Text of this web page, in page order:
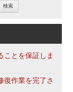
ことを保証しま
復作業を完了さ